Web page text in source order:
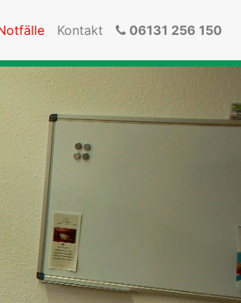
Kontakt 06131 256 150